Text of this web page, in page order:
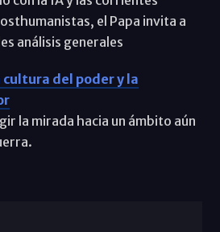
el Papa invita a
análisis generales
del poder y la
la mirada hacia un ámbito aún